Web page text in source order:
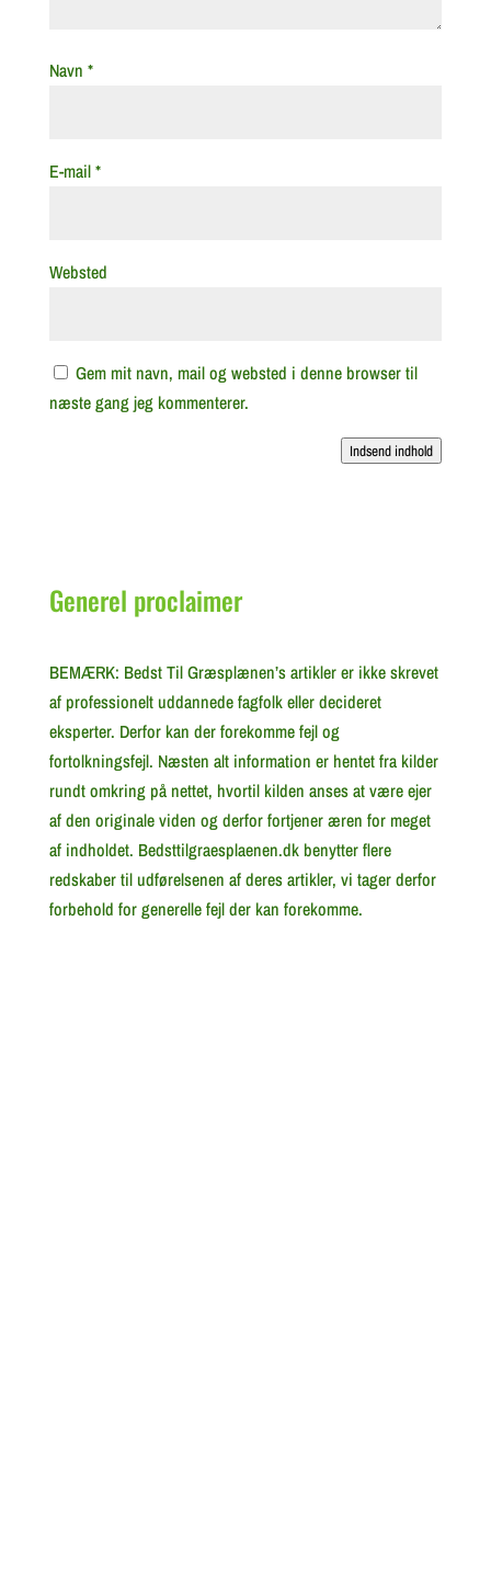
Navn *
E-mail*
Websted
Gem mit navn, mail og websted i denne browser til
næste gang jeg kommenterer.
Indsend indhold
Generel proclaimer
BEMÆRK: Bedst Til Græsplænen’s artikler er ikke skrevet
af professionelt uddannede fagfolk eller decideret
eksperter. Derfor kan der forekomme fejl og
fortolkningsfejl. Næsten alt information er hentet fra kilder
rundt omkring på nettet, hvortil kilden anses at være ejer
af den originale viden og derfor fortjener æren for meget
af indholdet. Bedsttilgraesplaenen.dk benytter flere
redskaber til udførelsenen af deres artikler, vi tager derfor
forbehold for generelle fejl der kan forekomme.